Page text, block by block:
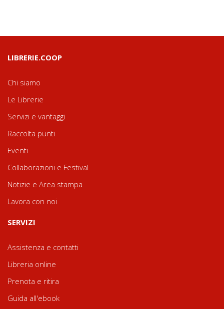
LIBRERIE.COOP
Chi siamo
Le Librerie
Servizi e vantaggi
Raccolta punti
Eventi
Collaborazioni e Festival
Notizie e Area stampa
Lavora con noi
SERVIZI
Assistenza e contatti
Libreria online
Prenota e ritira
Guida all'ebook